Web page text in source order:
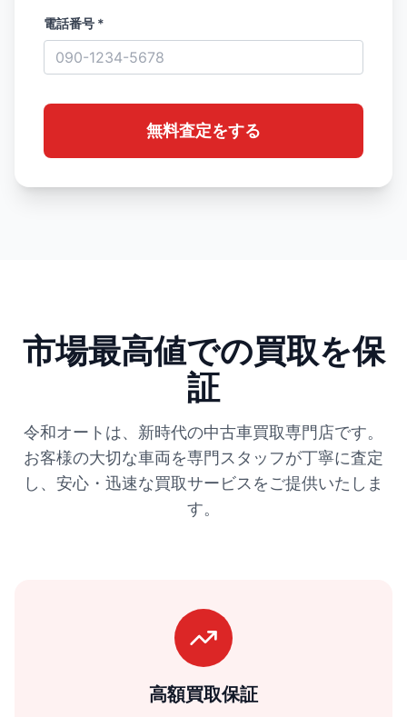
電話番号 *
無料査定をする
市場最高値での買取を保
証
令和オートは、新時代の中古車買取専門店です。
お客様の大切な車両を専門スタッフが丁寧に査定
し、安心・迅速な買取サービスをご提供いたしま
す。
高額買取保証